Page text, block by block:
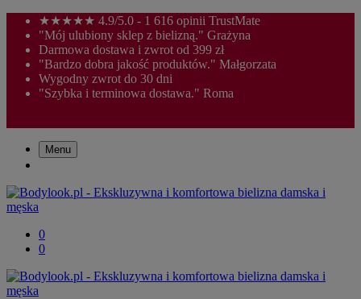
★★★★★ 4.9/5.0 - 1 616 opinii TrustMate
"Mój ulubiony sklep z bielizną." Grażyna
Darmowa dostawa i zwrot od 399 zł
"Bardzo dobra jakość produktów." Małgorzata
Wygodny zwrot do 30 dni
"Szybka i terminowa dostawa." Roma
Menu
0
0